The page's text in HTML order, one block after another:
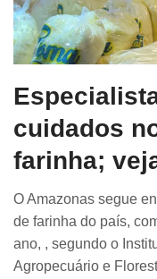
cuidados
farinha;
O Amazonas segue
de farinha do país,
ano, , segundo o
Agropecuário e